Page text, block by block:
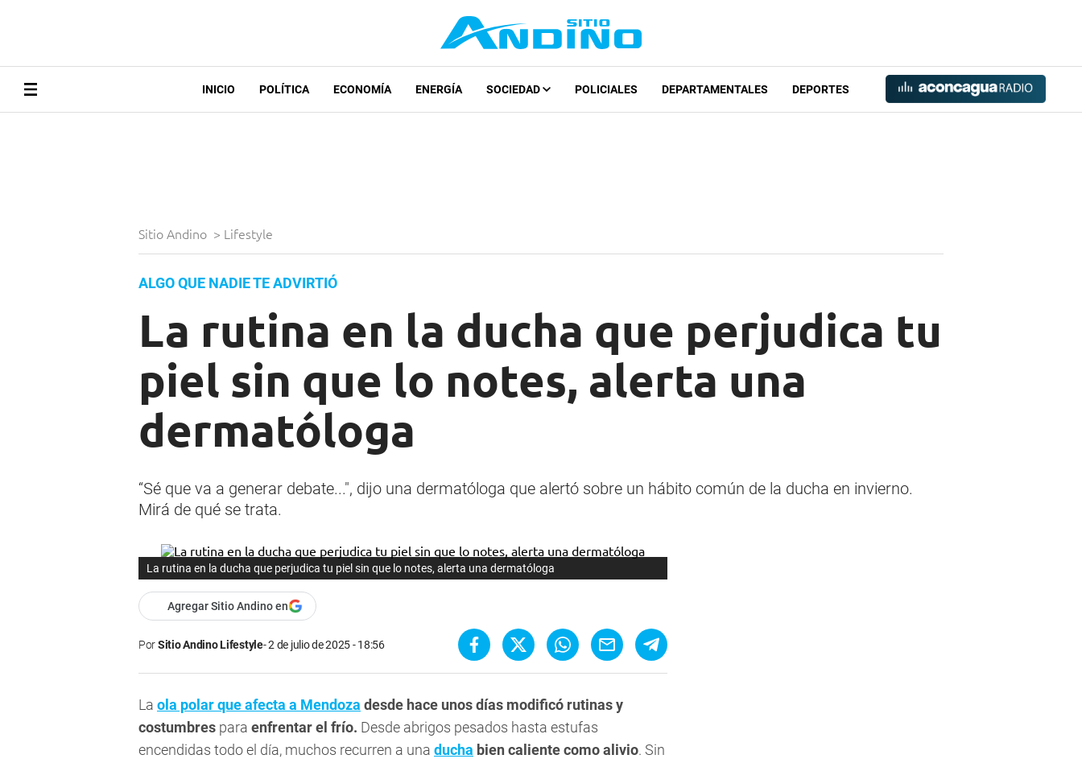
INICIO POLÍTICA ECONOMÍA ENERGÍA SOCIEDAD POLICIALES DEPARTAMENTALES DEPORTES
Sitio Andino > Lifestyle
ALGO QUE NADIE TE ADVIRTIÓ
La rutina en la ducha que perjudica tu
piel sin que lo notes, alerta una
dermatóloga
“Sé que va a generar debate...", dijo una dermatóloga que alertó sobre un hábito común de la ducha en invierno.
Mirá de qué se trata.
La rutina en la ducha que perjudica tu piel sin que lo notes, alerta una dermatóloga
Agregar Sitio Andino en
PorSitio Andino Lifestyle 2 de julio de 2025 - 18:56
La ola polar que afecta a Mendoza desde hace unos días modificó rutinas y
costumbres para enfrentar el frío. Desde abrigos pesados hasta estufas
encendidas todo el día, muchos recurren a una ducha bien caliente como alivio. Sin